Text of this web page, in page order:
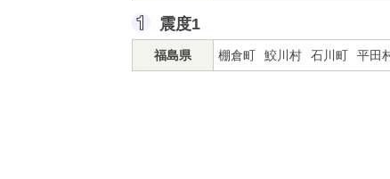
震度1
福島県 棚倉町 鮫川村 石川町 平田